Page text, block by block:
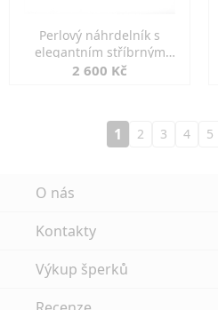
Perlový náhrdelník s
elegantním stříbrným
zapínáním
2 600 Kč
1 2 3 4 5
O nás
Kontakty
Výkup šperků